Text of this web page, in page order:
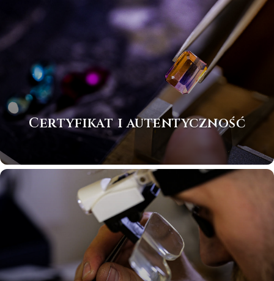
Certyfikat i autentyczność